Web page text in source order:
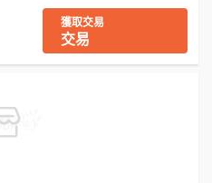
獲取交易
交易